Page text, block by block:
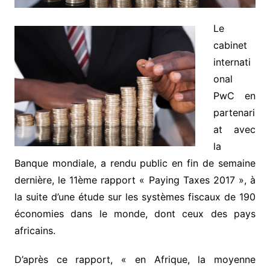
Le
cabinet
internati
onal
PwC en
partenari
at avec
la
Banque mondiale, a rendu public en fin de semaine
dernière, le 11ème rapport « Paying Taxes 2017 », à
la suite d’une étude sur les systèmes fiscaux de 190
économies dans le monde, dont ceux des pays
africains.
D’après ce rapport, « en Afrique, la moyenne